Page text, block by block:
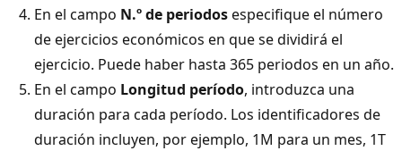
En el campo N.º de periodosespecifique el número
de ejercicios económicos en que se dividirá el
ejercicio. Puede haber hasta 365 periodos en un año.
En el campo Longitud período, introduzca una
duración para cada período. Los identificadores de
duración incluyen, por ejemplo, 1M para un mes, 1T